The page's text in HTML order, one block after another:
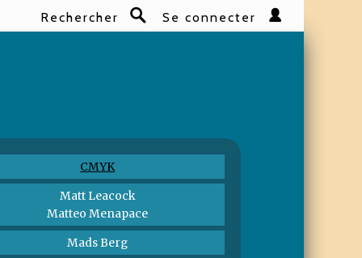
Rechercher Se connecter
CMYK
Matt Leacock
Matteo Menapace
Mads Berg